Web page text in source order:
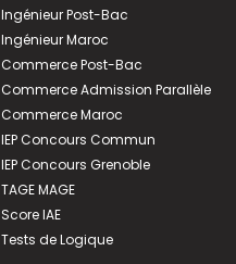
Ingénieur Post-Bac
Ingénieur Maroc
Commerce Post-Bac
Commerce Admission Parallèle
Commerce Maroc
IEP Concours Commun
IEP Concours Grenoble
TAGE MAGE
Score IAE
Tests de Logique